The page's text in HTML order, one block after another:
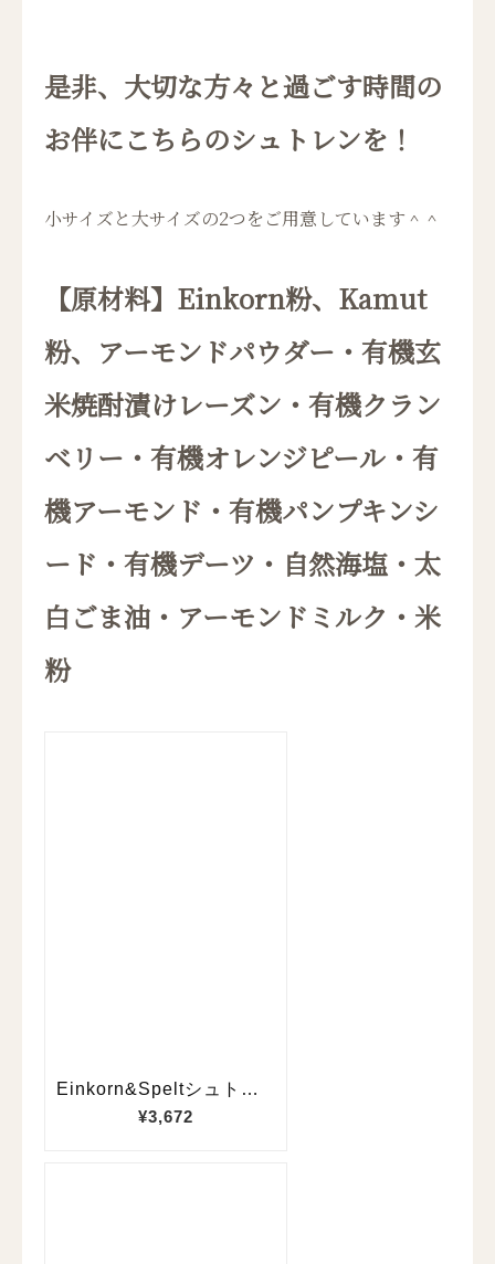
是非、大切な方々と過ごす時間の
お伴にこちらのシュトレンを！
小サイズと大サイズの2つをご用意しています＾＾
【原材料】Einkorn粉、Kamut
粉、アーモンドパウダー・有機玄
米焼酎漬けレーズン・有機クラン
ベリー・有機オレンジピール・有
機アーモンド・有機パンプキンシ
ード・有機デーツ・自然海塩・太
白ごま油・アーモンドミルク・米
粉